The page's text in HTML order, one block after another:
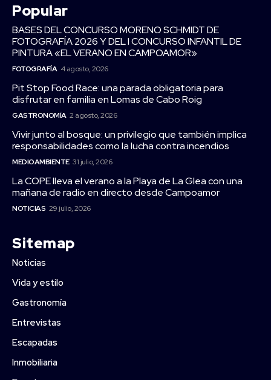
Popular
BASES DEL CONCURSO MORENO SCHMIDT DE
FOTOGRAFÍA 2026 Y DEL I CONCURSO INFANTIL DE
PINTURA «EL VERANO EN CAMPOAMOR»
FOTOGRAFÍA 4 agosto, 2026
Pit Stop Food Race: una parada obligatoria para
disfrutar en familia en Lomas de Cabo Roig
GASTRONOMÍA 2 agosto, 2026
Vivir junto al bosque: un privilegio que también implica
responsabilidades como la lucha contra incendios
MEDIOAMBIENTE 31 julio, 2026
La COPE lleva el verano a la Playa de La Glea con una
mañana de radio en directo desde Campoamor
NOTICIAS 29 julio, 2026
Sitemap
Noticias
Vida y estilo
Gastronomía
Entrevistas
Escapadas
Inmobiliaria